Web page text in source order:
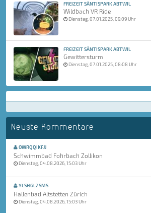
FREIZEIT SÄNTISPARK ABTWIL
Wildbach VR Ride
Dienstag, 07.01.2025, 09:09 Uhr
FREIZEIT SÄNTISPARK ABTWIL
Gewittersturm
Dienstag, 07.01.2025, 08:08 Uhr
Neuste Kommentare
OWRQQIKFJJ
Schwimmbad Fohrbach Zollikon
Dienstag, 04.08.2026, 15:03 Uhr
YLSHGLZSMS
Hallenbad Altstetten Zürich
Dienstag, 04.08.2026, 15:03 Uhr